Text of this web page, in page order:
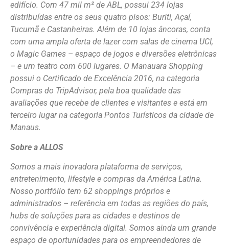
edifício. Com 47 mil m² de ABL, possui 234 lojas
distribuídas entre os seus quatro pisos: Buriti, Açaí,
Tucumã e Castanheiras. Além de 10 lojas âncoras, conta
com uma ampla oferta de lazer com salas de cinema UCI,
o Magic Games – espaço de jogos e diversões eletrônicas
– e um teatro com 600 lugares. O Manauara Shopping
possui o Certificado de Excelência 2016, na categoria
Compras do TripAdvisor, pela boa qualidade das
avaliações que recebe de clientes e visitantes e está em
terceiro lugar na categoria Pontos Turísticos da cidade de
Manaus.
Sobre a ALLOS
Somos a mais inovadora plataforma de serviços,
entretenimento, lifestyle e compras da América Latina.
Nosso portfólio tem 62 shoppings próprios e
administrados – referência em todas as regiões do país,
hubs de soluções para as cidades e destinos de
convivência e experiência digital. Somos ainda um grande
espaço de oportunidades para os empreendedores de